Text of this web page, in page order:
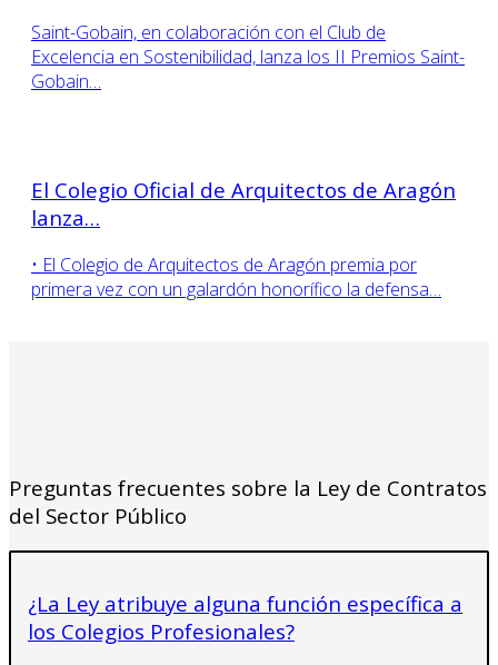
Saint-Gobain, en colaboración con el Club de
Excelencia en Sostenibilidad, lanza los II Premios Saint-
Gobain…
El Colegio Oficial de Arquitectos de Aragón
lanza…
• El Colegio de Arquitectos de Aragón premia por
primera vez con un galardón honorífico la defensa…
Preguntas frecuentes sobre la Ley de Contratos
del Sector Público
¿La Ley atribuye alguna función específica a
los Colegios Profesionales?